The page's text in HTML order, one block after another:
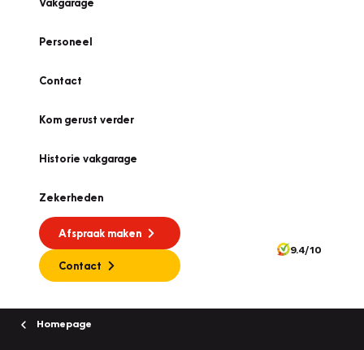
Personeel
Contact
Kom gerust verder
Historie vakgarage
Zekerheden
Afspraak maken
Contact
9.4/10
Homepage